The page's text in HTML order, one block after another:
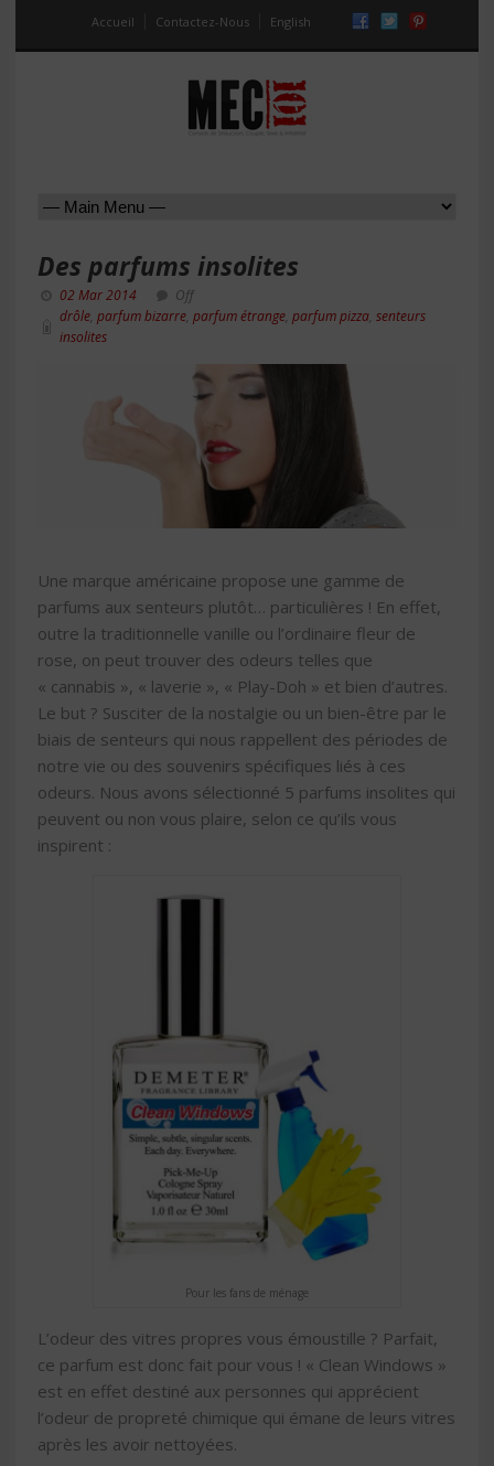
Accueil Contactez-Nous English
Des parfums insolites
02 Mar 2014
Off
drôle parfum bizarre parfum étrange parfum pizza senteurs
insolites
Une marque américaine propose une gamme de
parfums aux senteurs plutôt… particulières ! En effet,
outre la traditionnelle vanille ou l’ordinaire fleur de
rose, on peut trouver des odeurs telles que
« cannabis », « laverie », « Play-Doh » et bien d’autres.
Le but ? Susciter de la nostalgie ou un bien-être par le
biais de senteurs qui nous rappellent des périodes de
notre vie ou des souvenirs spécifiques liés à ces
odeurs. Nous avons sélectionné 5 parfums insolites qui
peuvent ou non vous plaire, selon ce qu’ils vous
inspirent :
Pour les fans de ménage
L’odeur des vitres propres vous émoustille ? Parfait,
ce parfum est donc fait pour vous ! « Clean Windows »
est en effet destiné aux personnes qui apprécient
l’odeur de propreté chimique qui émane de leurs vitres
après les avoir nettoyées.